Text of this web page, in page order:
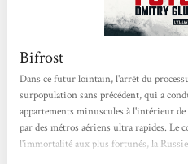
Bifrost
Dans ce futur lointain, l'arrêt du
surpopulation sans précédent, qui a
appartements minuscules à l'intérieur
par des métros aériens ultra rapides. Le
l'immortalité aux plus fortunés, la